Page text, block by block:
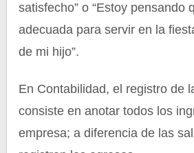
satisfecho” o “Estoy pensando
adecuada para servir en la
de mi hijo”.
En Contabilidad, el registro de
consiste en anotar todos los
empresa; a diferencia de las